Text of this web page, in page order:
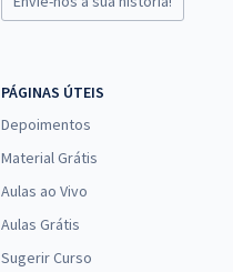
PÁGINAS ÚTEIS
Depoimentos
Material Grátis
Aulas ao Vivo
Aulas Grátis
Sugerir Curso